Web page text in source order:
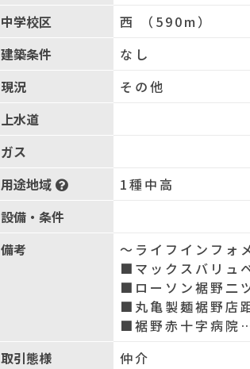
中学校区
西 （590m）
建築条件
なし
現況
その他
上水道
ガス
用途地域
1種中高
設備・条件
備考
～ライフインフォ
■マックスバリュ
■ローソン裾野二
■丸亀製麺裾野店
■裾野赤十字病院
取引態様
仲介